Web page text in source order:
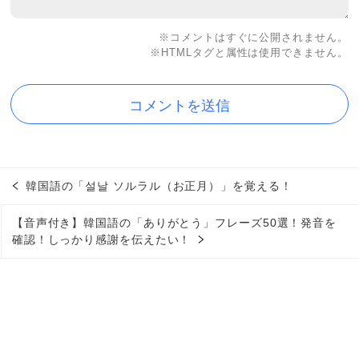
※コメントはすぐに公開されません。
※HTMLタグと属性は使用できません。
韓国語の「설날 ソルラル（お正月）」を覚える！
【音声付き】韓国語の「ありがとう」フレーズ50選！発音を
確認！しっかり感謝を伝えたい！